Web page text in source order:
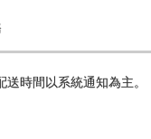
時間以系統通知為主。